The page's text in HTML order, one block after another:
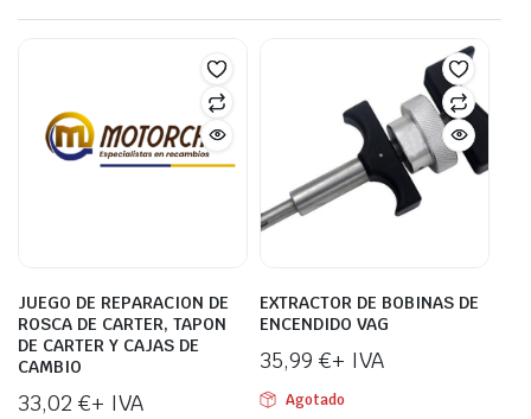
JUEGO DE REPARACION DE
ROSCA DE CARTER, TAPON
DE CARTER Y CAJAS DE
CAMBIO
33,02 €+ IVA
EXTRACTOR DE BOBINAS DE
ENCENDIDO VAG
35,99 €+ IVA
Agotado